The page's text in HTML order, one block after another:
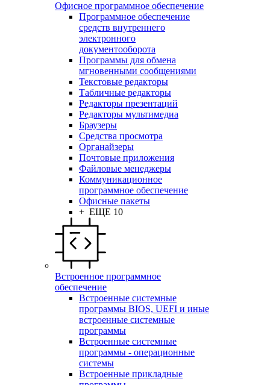
Офисное программное обеспечение
Программное обеспечение
средств внутреннего
электронного
документооборота
Программы для обмена
мгновенными сообщениями
Текстовые редакторы
Табличные редакторы
Редакторы презентаций
Редакторы мультимедиа
Браузеры
Средства просмотра
Органайзеры
Почтовые приложения
Файловые менеджеры
Коммуникационное
программное обеспечение
Офисные пакеты
+ ЕЩЕ 10
Встроенное программное
обеспечение
Встроенные системные
программы BIOS, UEFI и иные
встроенные системные
программы
Встроенные системные
программы - операционные
системы
Встроенные прикладные